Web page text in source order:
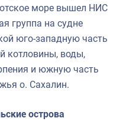
море вышел НИС
группа на судне
юго-западную часть
котловины, воды,
и южную часть
о. Сахалин.
острова